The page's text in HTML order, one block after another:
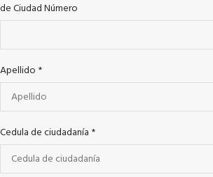
de Ciudad Número
Apellido *
Cedula de ciudadanía *